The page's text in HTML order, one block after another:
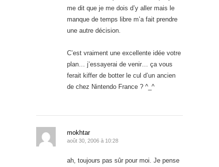
me dit que je me dois d’y aller mais le
manque de temps libre m’a fait prendre
une autre décision.
C’est vraiment une excellente idée votre
plan… j’essayerai de venir… ça vous
ferait kiffer de botter le cul d’un ancien
de chez Nintendo France ? ^_^
mokhtar
août 30, 2006 à 10:28
ah, toujours pas sûr pour moi. Je pense